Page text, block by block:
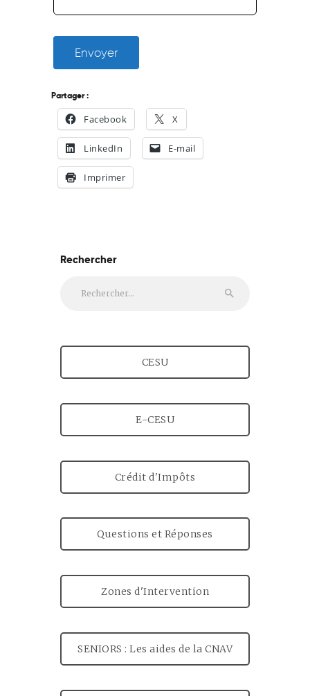
Envoyer
Partager :
Facebook X
LinkedIn E-mail
Imprimer
Rechercher
CESU
E-CESU
Crédit d'Impôts
Questions et Réponses
Zones d'Intervention
SENIORS : Les aides de la CNAV